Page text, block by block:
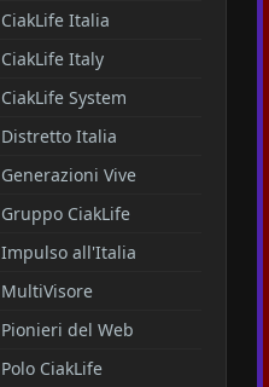
CiakLife Italia
CiakLife Italy
CiakLife System
Distretto Italia
Generazioni Vive
Gruppo CiakLife
Impulso all'Italia
MultiVisore
Pionieri del Web
Polo CiakLife